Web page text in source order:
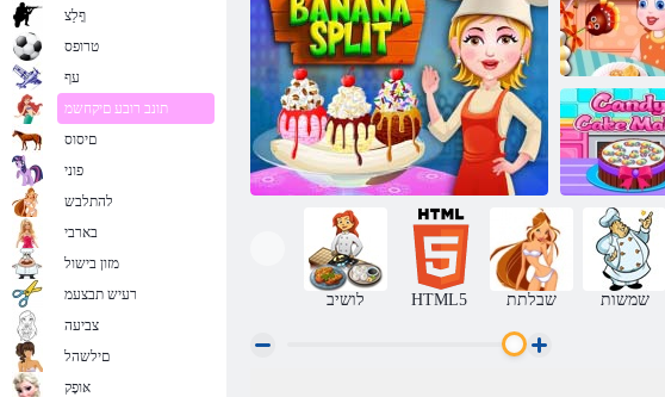
פופס העוגה
טורקיה
םיקתממ תוגוע
תינרצי
לושיב HTML5 שבלתת שמשות
ףָלַצ
טרופס
עף
תונב רובע םיקחשמ
םיסוס
פוני
להתלבש
בארבי
מזון בישול
רעיש תבצעמ
צביעה
םילשהל
אּופָק